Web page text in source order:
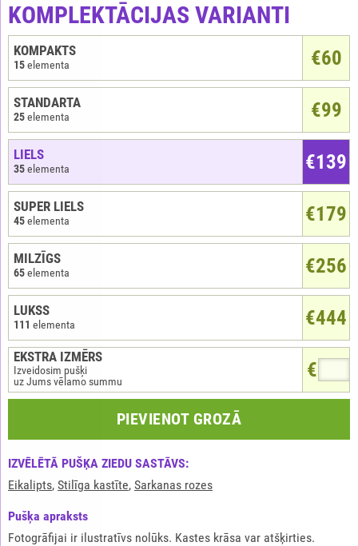
KOMPLEKTĀCIJAS VARIANTI
€60
KOMPAKTS
15elementa
€99
STANDARTA
25elementa
€139
LIELS
35elementa
€179
SUPER LIELS
45elementa
€256
MILZĪGS
65elementa
€444
LUKSS
111 elementa
€
EKSTRA IZMĒRS
Izveidosim pušķi
uz Jums vēlamo summu
PIEVIENOT GROZĀ
IZVĒLĒTĀ PUŠĶA ZIEDU SASTĀVS:
Eikalipts, Stilīga kastīte, Sarkanas rozes
Pušķа apraksts
Fotogrāfijai ir ilustratīvs nolūks. Kastes krāsa var atšķirties.